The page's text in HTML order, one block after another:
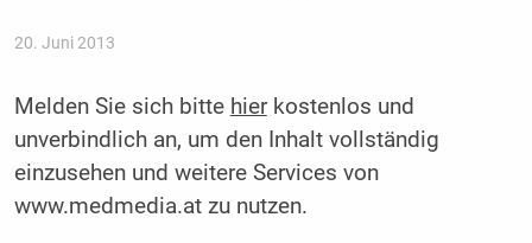
20. Juni 2013
Melden Sie sich bitte hierkostenlos und
unverbindlich an, um den Inhalt vollständig
einzusehen und weitere Services von
www.medmedia.at zu nutzen.